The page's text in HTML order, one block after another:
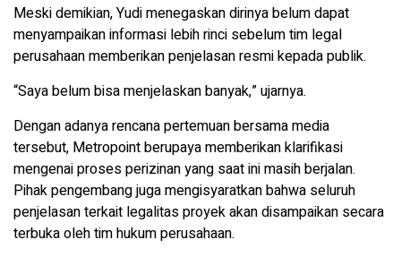
Meski demikian, Yudi menegaskan dirinya belum dapat
menyampaikan informasi lebih rinci sebelum tim legal
perusahaan memberikan penjelasan resmi kepada publik.
“Saya belum bisa menjelaskan banyak,” ujarnya.
Dengan adanya rencana pertemuan bersama media
tersebut, Metropoint berupaya memberikan klarifikasi
mengenai proses perizinan yang saat ini masih berjalan.
Pihak pengembang juga mengisyaratkan bahwa seluruh
penjelasan terkait legalitas proyek akan disampaikan secara
terbuka oleh tim hukum perusahaan.